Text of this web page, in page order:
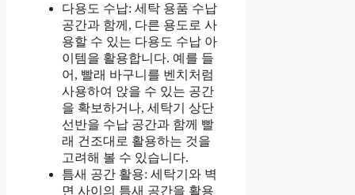
다용도 수납: 세탁 용품 수납
공간과 함께, 다른 용도로 사
용할 수 있는 다용도 수납 아
이템을 활용합니다. 예를 들
어, 빨래 바구니를 벤치처럼
사용하여 앉을 수 있는 공간
을 확보하거나, 세탁기 상단
선반을 수납 공간과 함께 빨
래 건조대로 활용하는 것을
고려해 볼 수 있습니다.
틈새 공간 활용: 세탁기와 벽
면 사이의 틈새 공간을 활용